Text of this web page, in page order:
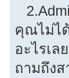
คุณไม่ไ
อะไรเ
ถามถึงส